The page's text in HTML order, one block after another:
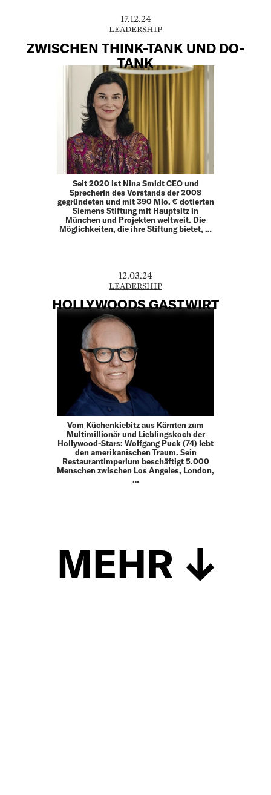
17.12.24
LEADERSHIP
ZWISCHEN THINK-TANK UND DO-
TANK
Seit 2020 ist Nina Smidt CEO und
Sprecherin des Vorstands der 2008
gegründeten und mit 390 Mio. € dotierten
Siemens Stiftung mit Hauptsitz in
München und Projekten weltweit. Die
Möglichkeiten, die ihre Stiftung bietet, …
12.03.24
LEADERSHIP
HOLLYWOODS GASTWIRT
Vom Küchenkiebitz aus Kärnten zum
Multimillionär und Lieblingskoch der
Hollywood-Stars: Wolfgang Puck (74) lebt
den amerikanischen Traum. Sein
Restaurantimperium beschäftigt 5.000
Menschen zwischen Los Angeles, London,
…
MEHR